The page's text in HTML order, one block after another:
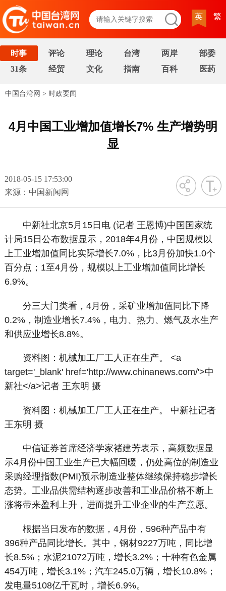
英 繁
时事 评论 理论 台湾 两岸
部委
31条
经贸 文化 指南 百科 医药
中国台湾网 > 时政要闻
4月中国工业增加值增长7% 生产增势明
显
2018-05-15 17:53:00
来源：中国新闻网
字号
中新社北京5月15日电 (记者 王恩博)中国国家统
计局15日公布数据显示，2018年4月份，中国规模以
上工业增加值同比实际增长7.0%，比3月份加快1.0个
百分点；1至4月份，规模以上工业增加值同比增长
6.9%。
分三大门类看，4月份，采矿业增加值同比下降
0.2%，制造业增长7.4%，电力、热力、燃气及水生产
和供应业增长8.8%。
资料图：机械加工厂工人正在生产。 <a
target='_blank' href='http://www.chinanews.com/'>中
新社</a>记者 王东明 摄
资料图：机械加工厂工人正在生产。 中新社记者
王东明 摄
中信证券首席经济学家褚建芳表示，高频数据显
示4月份中国工业生产已大幅回暖，仍处高位的制造业
采购经理指数(PMI)预示制造业整体继续保持稳步增长
态势。工业品供需结构逐步改善和工业品价格不断上
涨将带来盈利上升，进而提升工业企业的生产意愿。
根据当日发布的数据，4月份，596种产品中有
396种产品同比增长。其中，钢材9227万吨，同比增
长8.5%；水泥21072万吨，增长3.2%；十种有色金属
454万吨，增长3.1%；汽车245.0万辆，增长10.8%；
发电量5108亿千瓦时，增长6.9%。